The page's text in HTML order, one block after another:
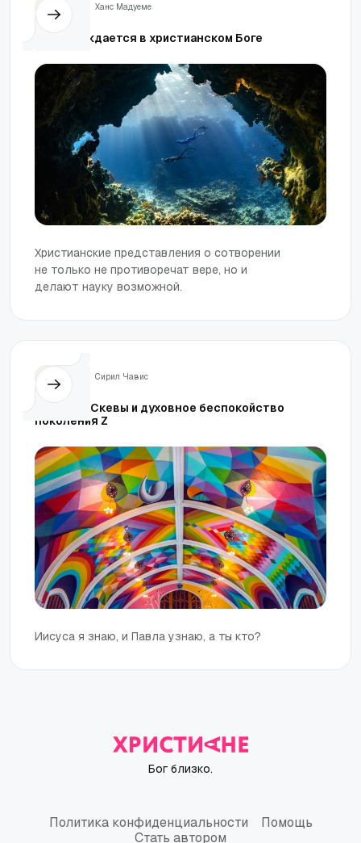
Ханс Мадуеме
Наука нуждается в христианском Боге
Христианские представления о сотворении
не только не противоречат вере, но и
делают науку возможной.
Сирил Чавис
Сыновья Скевы и духовное беспокойство
поколения Z
Иисуса я знаю, и Павла узнаю, а ты кто?
Бог близко.
Политика конфиденциальности
Политика конфиденциальности
Помощь
Стать автором